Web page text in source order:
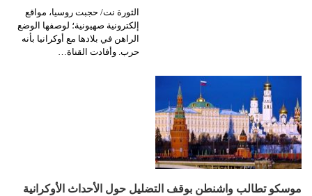
الثورة نت/ حجبت روسيا، مواقع
إلكترونية صهيونية؛ لوصفها الوضع
الراهن في بلادها مع أوكرانيا بأنه
حرب. وأفادت القناة…
موسكو تطالب واشنطن بوقف التضليل حول الأحداث الأوكرانية